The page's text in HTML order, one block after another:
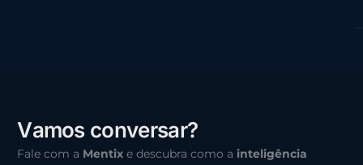
Vamos conversar?
Fale com a Mentix e descubra como a inteligência